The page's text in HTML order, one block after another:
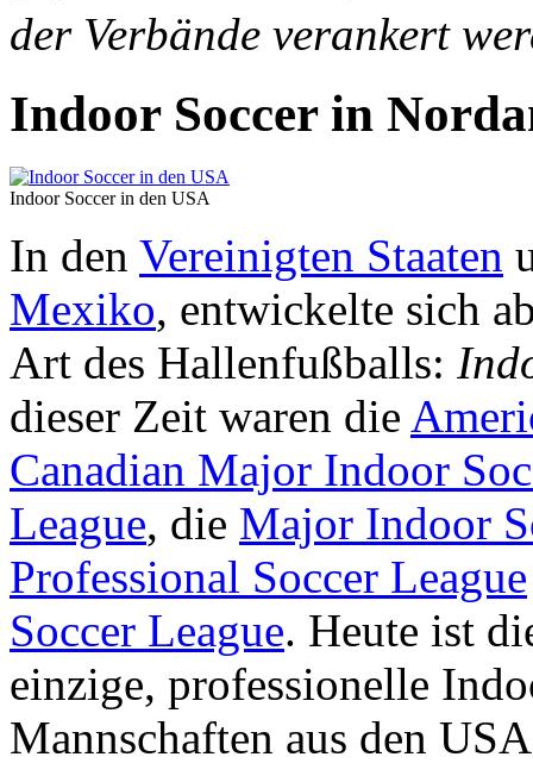
der Verbände verankert
Indoor Soccer in
Indoor Soccer in den USA
In den Vereinigten Staaten
Mexiko, entwickelte sich
Art des Hallenfußballs:
dieser Zeit waren die
Canadian Major Indoor
League, die Major Indoor
Professional Soccer League
Soccer League. Heute ist
einzige, professionelle
Mannschaften aus den